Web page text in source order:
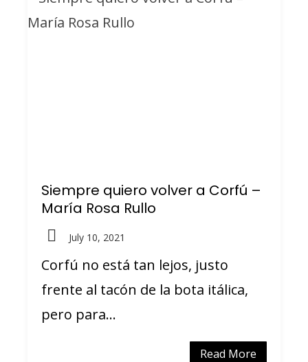
Siempre quiero volver a Corfú –
María Rosa Rullo
July 10, 2021
Corfú no está tan lejos, justo
frente al tacón de la bota itálica,
pero para...
Read More